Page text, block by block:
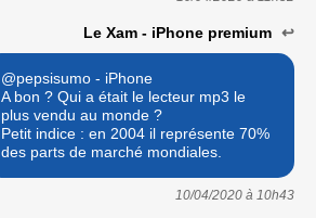
Le Xam - iPhone premium ↩
@pepsisumo - iPhone
A bon ? Qui a était le lecteur mp3 le
plus vendu au monde ?
Petit indice : en 2004 il représente 70%
des parts de marché mondiales.
10/04/2020 à 10h43